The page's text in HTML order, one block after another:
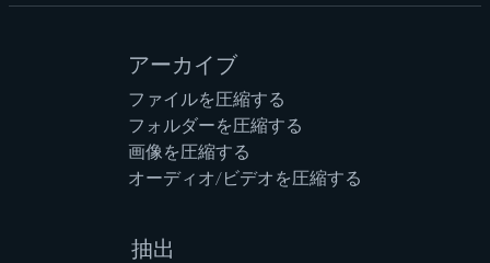
アーカイブ
ファイルを圧縮する
フォルダーを圧縮する
画像を圧縮する
オーディオ/ビデオを圧縮する
抽出